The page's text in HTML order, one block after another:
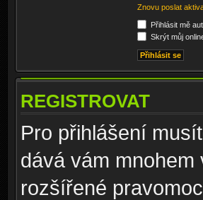
Znovu poslat
Přihlásit mě
Skrýt můj
REGISTROVAT
Pro přihlášení
dává vám
rozšířené